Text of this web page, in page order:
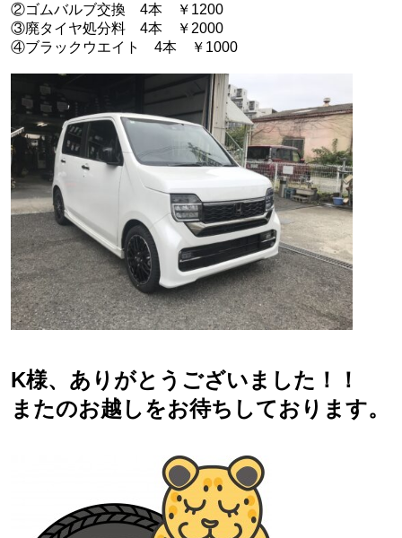
②ゴムバルブ交換 4本 ￥1200
③廃タイヤ処分料 4本 ￥2000
④ブラックウエイト 4本 ￥1000
K様、ありがとうございました！！
またのお越しをお待ちしております。